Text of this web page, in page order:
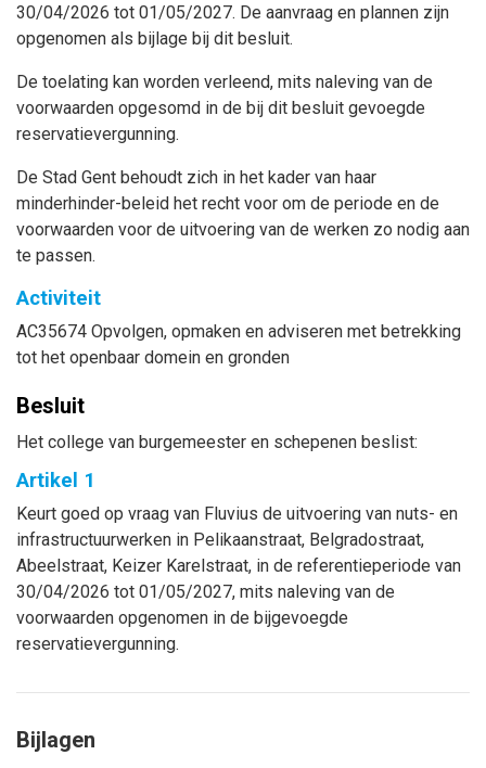
30/04/2026 tot 01/05/2027. De aanvraag en plannen zijn
opgenomen als bijlage bij dit besluit.
De toelating kan worden verleend, mits naleving van de
voorwaarden opgesomd in de bij dit besluit gevoegde
reservatievergunning.
De Stad Gent behoudt zich in het kader van haar
minderhinder-beleid het recht voor om de periode en de
voorwaarden voor de uitvoering van de werken zo nodig aan
te passen.
Activiteit
AC35674 Opvolgen, opmaken en adviseren met betrekking
tot het openbaar domein en gronden
Besluit
Het college van burgemeester en schepenen beslist:
Artikel 1
Keurt goed op vraag van Fluvius de uitvoering van nuts- en
infrastructuurwerken in Pelikaanstraat, Belgradostraat,
Abeelstraat, Keizer Karelstraat, in de referentieperiode van
30/04/2026 tot 01/05/2027, mits naleving van de
voorwaarden opgenomen in de bijgevoegde
reservatievergunning.
Bijlagen